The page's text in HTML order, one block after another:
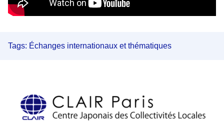
Tags: Échanges internationaux et thématiques